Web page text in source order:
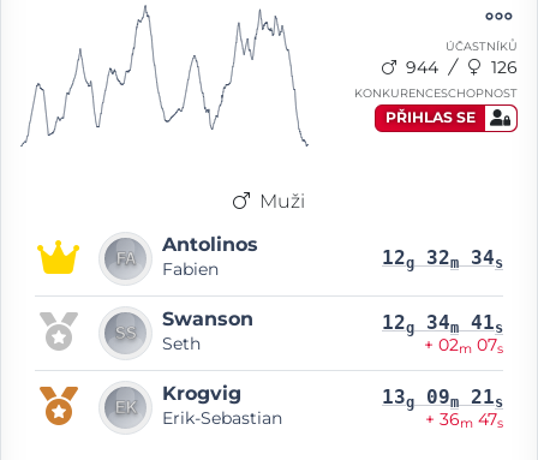
ÚČASTNÍKŮ
944 126
KONKURENCESCHOPNOST
PŘIHLAS SE
Muži
Antolinos
Fabien 12g 32m 34s
Swanson
Seth
12g 34m 41s
+ 02m 07s
Krogvig
Erik-Sebastian
13g 09m 21s
+ 36m 47s